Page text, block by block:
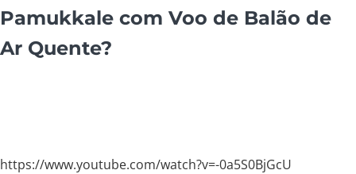
Pamukkale com Voo de Balão de
Ar Quente?
https://www.youtube.com/watch?v=-0a5S0BjGcU